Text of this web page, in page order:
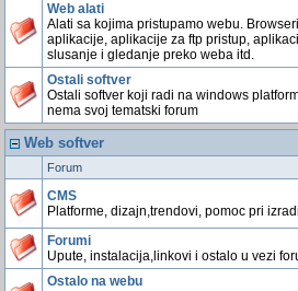
Web alati
Alati sa kojima pristupamo webu.
aplikacije, aplikacije za ftp pristup,
slusanje i gledanje preko weba itd.
Ostali softver
Ostali softver koji radi na windows
nema svoj tematski forum
Web softver
Forum
CMS
Platforme, dizajn,trendovi, pomoc pri
Forumi
Upute, instalacija,linkovi i ostalo u vezi
Ostalo na webu